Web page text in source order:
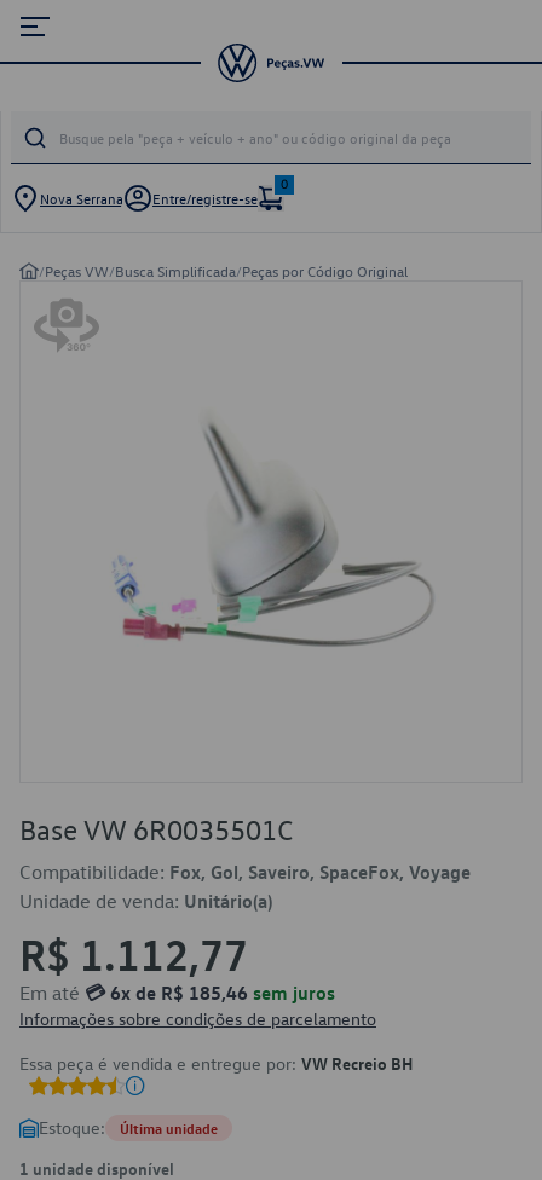
Nova Serrana Entre/registre-se
0
/Peças VW/Busca Simplificada/Peças por Código Original
Base VW 6R0035501C
Compatibilidade: Fox, Gol, Saveiro, SpaceFox, Voyage
Unidade de venda: Unitário(a)
R$ 1.112,77
Em até 💳 6x de R$ 185,46 sem juros
Informações sobre condições de parcelamento
Essa peça é vendida e entregue por: VW Recreio BH
Estoque: Última unidade
1 unidade disponível